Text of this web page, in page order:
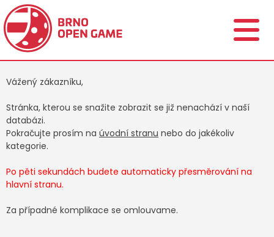
Vážený zákazníku,
Stránka, kterou se snažite zobrazit se již nenachází v naší
databázi.
Pokračujte prosím na úvodní stranu nebo do jakékoliv
kategorie.
Po pěti sekundách budete automaticky přesměrování na
hlavní stranu.
Za případné komplikace se omlouvame.